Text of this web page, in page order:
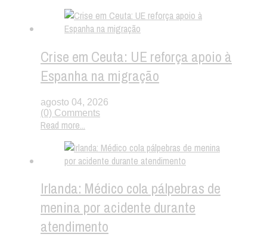
Crise em Ceuta: UE reforça apoio à
Espanha na migração
agosto 04, 2026
(0) Comments
Read more...
Irlanda: Médico cola pálpebras de
menina por acidente durante
atendimento